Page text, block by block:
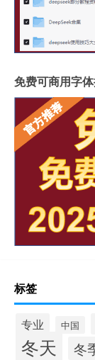
免费可商用字
标签
专业 中国
冬天 冬